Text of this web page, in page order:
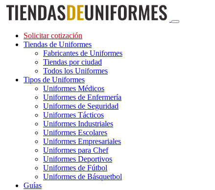
Solicitar cotización
Tiendas de Uniformes
Fabricantes de Uniformes
Tiendas por ciudad
Todos los Uniformes
Tipos de Uniformes
Uniformes Médicos
Uniformes de Enfermería
Uniformes de Seguridad
Uniformes Tácticos
Uniformes Industriales
Uniformes Escolares
Uniformes Empresariales
Uniformes para Chef
Uniformes Deportivos
Uniformes de Fútbol
Uniformes de Básquetbol
Guías